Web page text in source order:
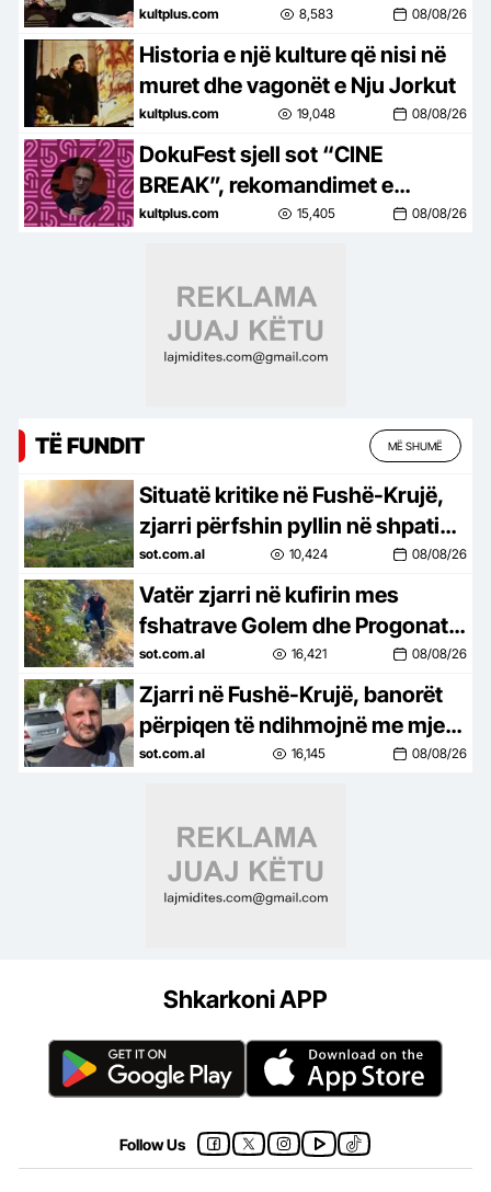
së Faik Konicës
kultplus.com 8,583 08/08/26
Historia e një kulture që nisi në
muret dhe vagonët e Nju Jorkut
kultplus.com 19,048 08/08/26
DokuFest sjell sot “CINE
BREAK”, rekomandimet e
regjisorit Eneos Çarka
kultplus.com 15,405 08/08/26
TË FUNDIT MË SHUMË
Situatë kritike në Fushë-Krujë,
zjarri përfshin pyllin në shpatin
e malit, rrezikohen 30 banesa
sot.com.al 10,424 08/08/26
Vatër zjarri në kufirin mes
fshatrave Golem dhe Progonat,
flakët në një zonë të vështirë
malore
sot.com.al 16,421 08/08/26
Zjarri në Fushë-Krujë, banorët
përpiqen të ndihmojnë me mjete
rrethanore: Rrezikohen 35
sot.com.al 16,145 08/08/26
Shkarkoni APP
Follow Us